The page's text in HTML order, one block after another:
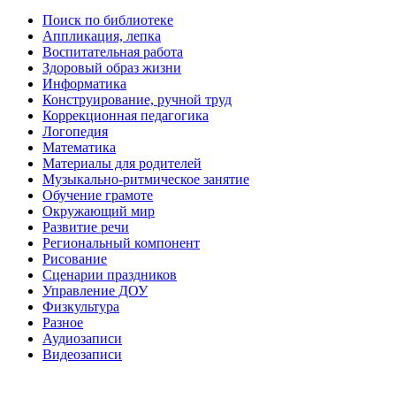
Поиск по библиотеке
Аппликация, лепка
Воспитательная работа
Здоровый образ жизни
Информатика
Конструирование, ручной труд
Коррекционная педагогика
Логопедия
Математика
Материалы для родителей
Музыкально-ритмическое занятие
Обучение грамоте
Окружающий мир
Развитие речи
Региональный компонент
Рисование
Сценарии праздников
Управление ДОУ
Физкультура
Разное
Аудиозаписи
Видеозаписи